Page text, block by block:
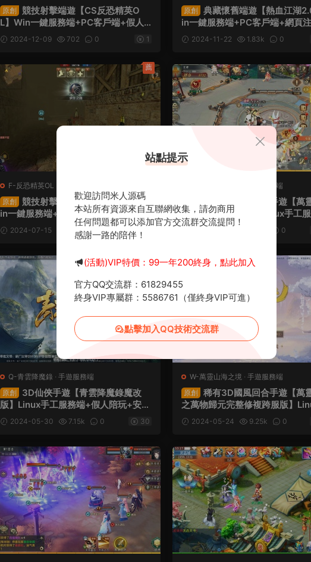
原創
競技射擊端遊【CS反恐精英O
L】Win一鍵服務端+PC客戶端+假人
陪玩+視頻架設教程
2024-12-09 702 0 1
原創
典藏懷舊端遊【熱血江湖
in一鍵服務端+PC客戶端+網頁
+藏寶閣+假人陪玩+視頻架設教
2024-11-22 1.83k 0
F-反恐精英OL
原創
競技射擊端遊【CS反恐精英】W
in一鍵服務端+假人陪玩+GM工具+視
頻架設教程
2024-07-15 1.05k 0 30
薦
手遊服務端
稀有3D國風回合手遊【萬
之鏡神龍版修複版】Linux手工服
+安卓蘋果雙端+GM授權後台+
台+假人陪玩+無限開新區腳本+
0
Q-青雲降魔錄 · 手遊服務端
原創
3D仙俠手遊【青雲降魔錄魔改
版】Linux手工服務端+假人陪玩+安卓
蘋果雙端+CDK授權後台+視頻架設教
程
2024-05-30 7.15k 0 30
薦
W-萬靈山海之境 · 手遊服務端
原創
稀有3D國風回合手遊【萬
之萬物歸元完整修複跨服版】
工服務端+安卓蘋果雙端+GM授
+代理後台+假人陪玩+視頻架設
2024-05-24 9.25k 0
站點提示
歡迎訪問米人源碼
本站所有資源來自互聯網收集，請勿商用
任何問題都可以添加官方交流群交流提問！
感謝一路的陪伴！
(活動)VIP特價：99一年200終身，點此加入
官方QQ交流群：61829455
終身VIP專屬群：5586761（僅終身VIP可進）
點擊加入QQ技術交流群